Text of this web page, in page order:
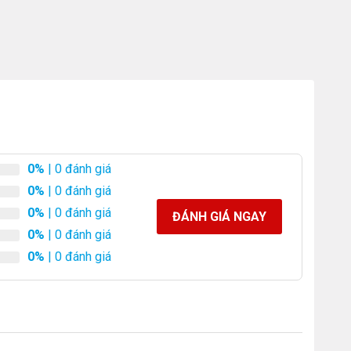
0% | 0 đánh giá
0% | 0 đánh giá
0% | 0 đánh giá
0% | 0 đánh giá
0% | 0 đánh giá
ĐÁNH GIÁ NGAY